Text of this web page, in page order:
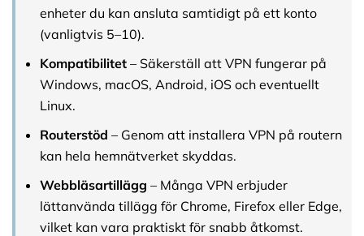
enheter du kan ansluta samtidigt på ett konto
(vanligtvis 5–10).
Kompatibilitet – Säkerställ att VPN fungerar på
Windows, macOS, Android, iOS och eventuellt
Linux.
Routerstöd – Genom att installera VPN på routern
kan hela hemnätverket skyddas.
Webbläsartillägg – Många VPN erbjuder
lättanvända tillägg för Chrome, Firefox eller Edge,
vilket kan vara praktiskt för snabb åtkomst.